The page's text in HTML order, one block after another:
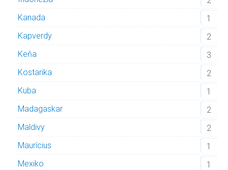
Kanada
1
Kapverdy
2
Keňa
3
Kostarika
2
Kuba
1
Madagaskar
2
Maldivy
2
Maurícius
1
Mexiko
1